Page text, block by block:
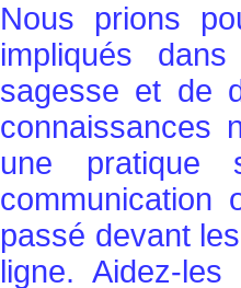
Nous prions
impliqués
sagesse et de
connaissances
une pratique
passé devant
ligne. Aidez-